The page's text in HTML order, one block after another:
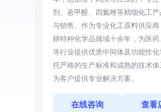
剂、蒽甲醛、四氮唑等精细化工
与销售。作为专业化工原料供应商
耕特种化学品领域十余年，为医
等行业提供优质中间体及功能性化
托严格的生产标准和成熟的技术
为客户提供专业解决方案。
在线咨询 查看